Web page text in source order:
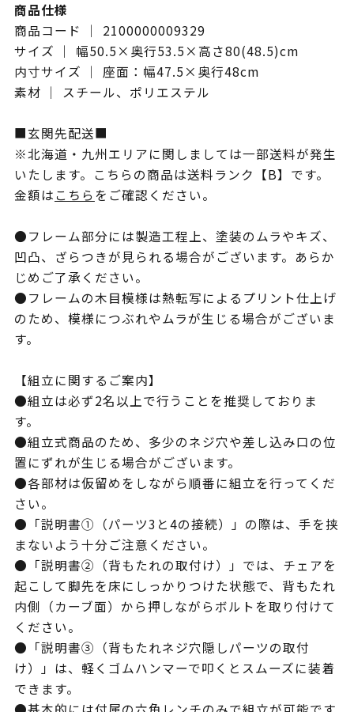
商品仕様
商品コード ｜ 2100000009329
サイズ ｜ 幅50.5×奥行53.5×高さ80(48.5)cm
内寸サイズ ｜ 座面：幅47.5×奥行48cm
素材 ｜ スチール、ポリエステル
■玄関先配送■
※北海道・九州エリアに関しましては一部送料が発生
いたします。こちらの商品は送料ランク【B】です。
金額はこちらをご確認ください。
●フレーム部分には製造工程上、塗装のムラやキズ、
凹凸、ざらつきが見られる場合がございます。あらか
じめご了承ください。
●フレームの木目模様は熱転写によるプリント仕上げ
のため、模様につぶれやムラが生じる場合がございま
す。
【組立に関するご案内】
●組立は必ず2名以上で行うことを推奨しておりま
す。
●組立式商品のため、多少のネジ穴や差し込み口の位
置にずれが生じる場合がございます。
●各部材は仮留めをしながら順番に組立を行ってくだ
さい。
●「説明書①（パーツ3と4の接続）」の際は、手を挟
まないよう十分ご注意ください。
●「説明書②（背もたれの取付け）」では、チェアを
起こして脚先を床にしっかりつけた状態で、背もたれ
内側（カーブ面）から押しながらボルトを取り付けて
ください。
●「説明書③（背もたれネジ穴隠しパーツの取付
け）」は、軽くゴムハンマーで叩くとスムーズに装着
できます。